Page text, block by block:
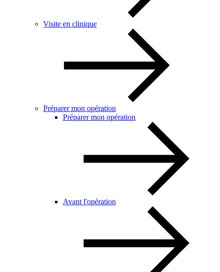
Visite en clinique
Préparer mon opération
Préparer mon opération
Avant l'opération